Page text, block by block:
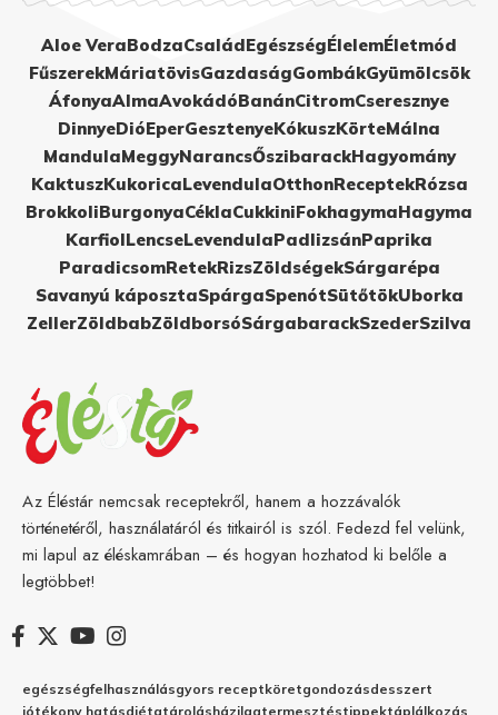
Aloe VeraBodzaCsaládEgészségÉlelemÉletmód
FűszerekMáriatövisGazdaságGombákGyümölcsök
ÁfonyaAlmaAvokádóBanánCitromCseresznye
DinnyeDióEperGesztenyeKókuszKörteMálna
MandulaMeggyNarancsŐszibarackHagyomány
KaktuszKukoricaLevendulaOtthonReceptekRózsa
BrokkoliBurgonyaCéklaCukkiniFokhagymaHagyma
KarfiolLencseLevendulaPadlizsánPaprika
ParadicsomRetekRizsZöldségekSárgarépa
Savanyú káposztaSpárgaSpenótSütőtökUborka
ZellerZöldbabZöldborsóSárgabarackSzederSzilva
Az Éléstár nemcsak receptekről, hanem a hozzávalók
történetéről, használatáról és titkairól is szól. Fedezd fel velünk,
mi lapul az éléskamrában – és hogyan hozhatod ki belőle a
legtöbbet!
egészségfelhasználásgyors receptköretgondozásdesszert
jótékony hatásdiétatárolásházilagtermesztéstippektáplálkozás